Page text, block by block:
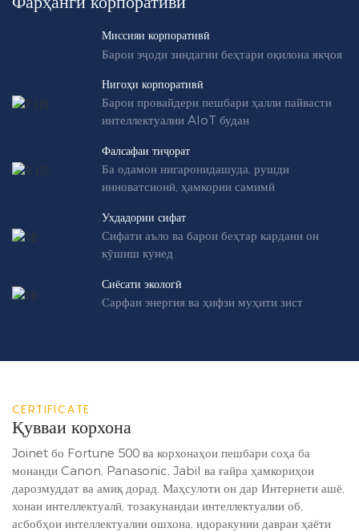
Миссияи корпоративӣ
Барои эҷоди зиндагии беҳтари оқилона якҷоя
Нигоҳи корпоративӣ
Барои провайдери пешбари ҳалли пайвасти
интеллектуалии AIoT будан
Фалсафаи тиҷорат
Ба одамон нигаронидашуда, рушди
инноватсионӣ, ҳамкории самимӣ
Ухдадории сифат
Сифати аъло ва барои беҳтар кардани он
кӯшиш кунед
Сиёсати экологӣ
Сарфаи энергия ва ҳифзи муҳити зист
CERTIFICATE
Қувваи корхона
Joinet бо Fortune 500 ва корхонаҳои пешбари соҳа ба
монанди Canon, Panasonic, Jabil ва ғайра ҳамкориҳои
дарозмуддат ва амиқ дорад. Маҳсулоти он дар Интернети ашё,
хонаи интеллектуалӣ, тозакунандаи интеллектуалии об,
асбобҳои интеллектуалии ошхона, идоракунии давраи ҳаёти